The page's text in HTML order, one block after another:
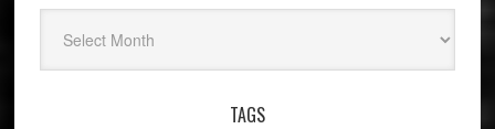
TAGS